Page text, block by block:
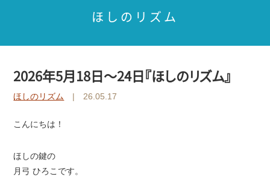
ほしのリズム
2026年5月18日～24日『ほしのリズム』
ほしのリズム | 26.05.17
こんにちは！
ほしの鍵の
月弓 ひろこです。